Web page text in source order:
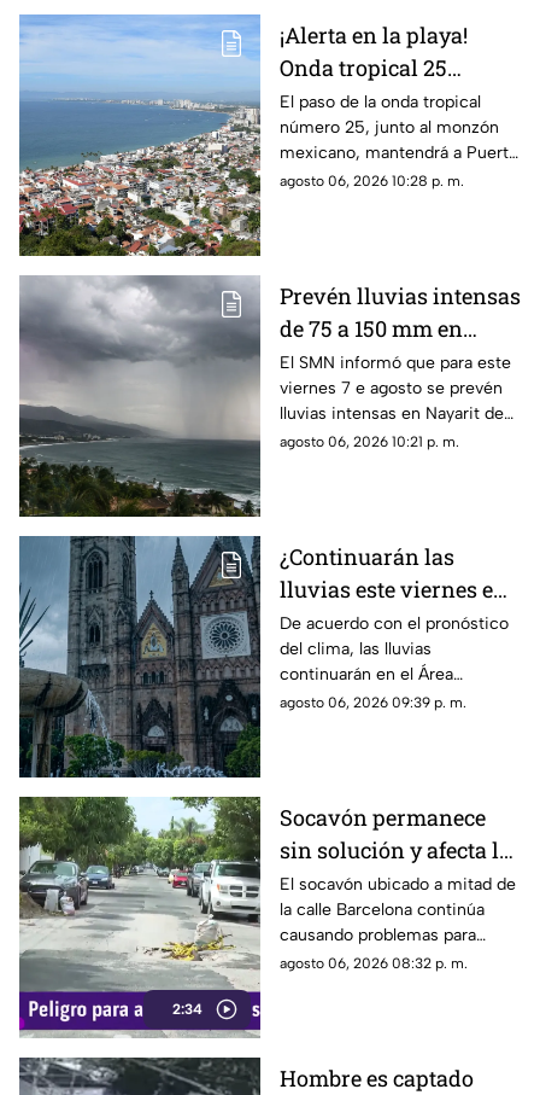
¡Alerta en la playa!
Onda tropical 25
desatará lluvias
intensas y tormentas
en Puerto Vallarta
El paso de la onda tropical
número 25, junto al monzón
mexicano, mantendrá a Puerto
Vallarta bajo un temporal de
agosto 06, 2026 10:28 p. m.
Prevén lluvias intensas
de 75 a 150 mm en
Nayarit este viernes 7
de agosto
El SMN informó que para este
viernes 7 e agosto se prevén
lluvias intensas en Nayarit de
75 a 150 mm
agosto 06, 2026 10:21 p. m.
¿Continuarán las
lluvias este viernes en
Guadalajara? Este es el
pronóstico del clima
hoy 7 de agosto
De acuerdo con el pronóstico
del clima, las lluvias
continuarán en el Área
Metropolitana de Guadalajara
agosto 06, 2026 09:39 p. m.
2:34
Socavón permanece
sin solución y afecta la
circulación en calle
Barcelona
El socavón ubicado a mitad de
la calle Barcelona continúa
causando problemas para
quienes circulan por la zona,
agosto 06, 2026 08:32 p. m.
Hombre es captado